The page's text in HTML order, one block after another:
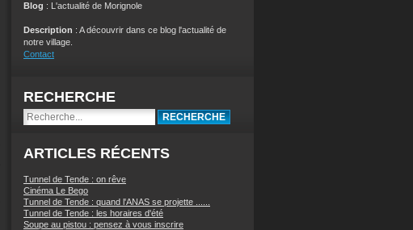
Blog : L'actualité de Morignole
Description : A découvrir dans ce blog l'actualité de
notre village.
Contact
RECHERCHE
ARTICLES RÉCENTS
Tunnel de Tende : on rêve
Cinéma Le Bego
Tunnel de Tende : quand l'ANAS se projette ......
Tunnel de Tende : les horaires d'été
Soupe au pistou : pensez à vous inscrire